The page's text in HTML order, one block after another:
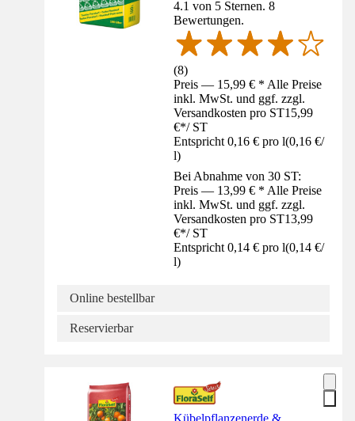
4.1 von 5 Sternen. 8
Bewertungen.
(8)
Preis — 15,99 € * Alle Preise
inkl. MwSt. und ggf. zzgl.
Versandkosten pro ST15,99
€*/ ST
Entspricht 0,16 € pro l(0,16 €/
l)
Bei Abnahme von 30 ST:
Preis — 13,99 € * Alle Preise
inkl. MwSt. und ggf. zzgl.
Versandkosten pro ST13,99
€*/ ST
Entspricht 0,14 € pro l(0,14 €/
l)
Online bestellbar
Reservierbar
Kübelpflanzenerde &